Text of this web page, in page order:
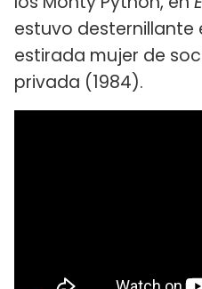
estuvo desternillante
estirada mujer de
privada (1984).